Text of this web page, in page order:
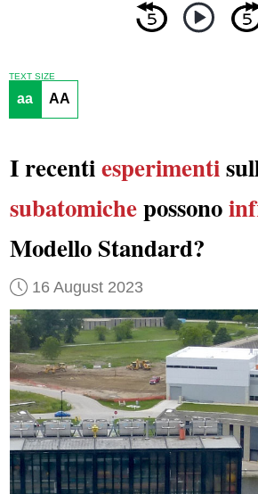
TEXT SIZE
aa AA
I recentiesperimenti
subatomichepossono
Modello Standard?
16 August 2023